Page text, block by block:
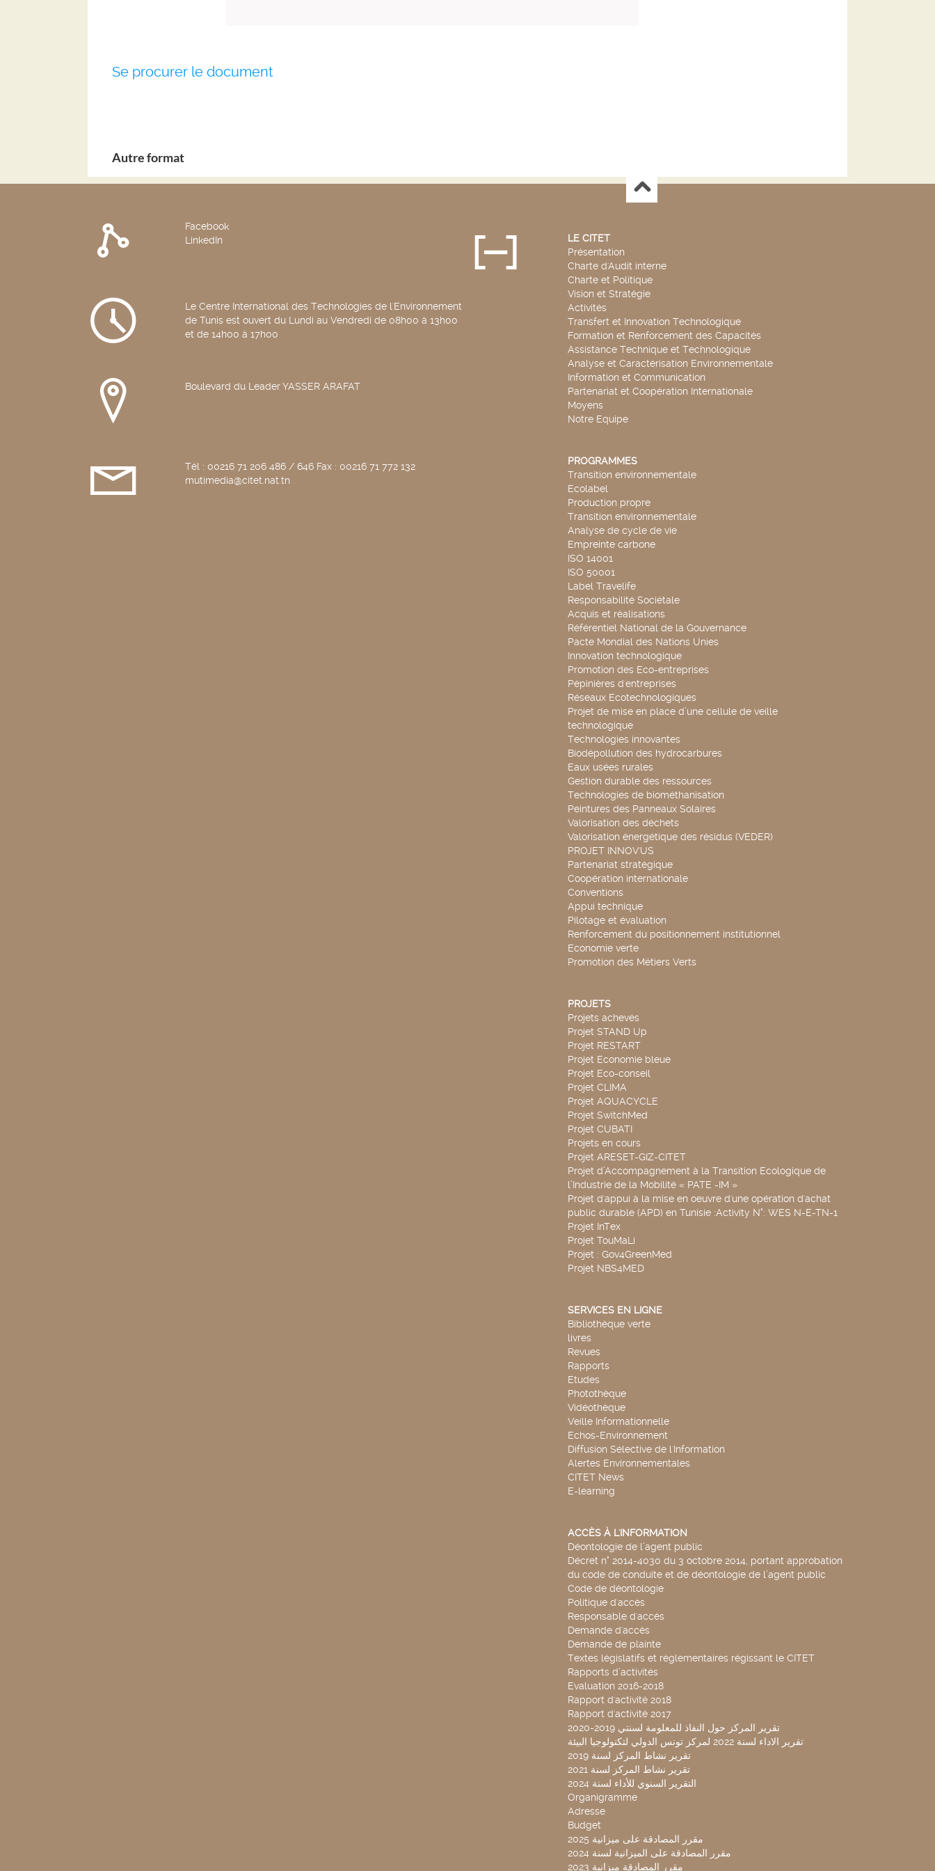
Se procurer le document
Autre format
Facebook
LinkedIn
Le Centre International des Technologies de l'Environnement
de Tunis est ouvert du Lundi au Vendredi de 08h00 à 13h00
et de 14h00 à 17h00
Boulevard du Leader YASSER ARAFAT
Tél : 00216 71 206 486 / 646 Fax : 00216 71 772 132
mutimedia@citet.nat.tn
LE CITET
Présentation
Charte d'Audit interne
Charte et Politique
Vision et Stratégie
Activités
Transfert et Innovation Technologique
Formation et Renforcement des Capacités
Assistance Technique et Technologique
Analyse et Caractérisation Environnementale
Information et Communication
Partenariat et Coopération Internationale
Moyens
Notre Equipe
PROGRAMMES
Transition environnementale
Ecolabel
Production propre
Transition environnementale
Analyse de cycle de vie
Empreinte carbone
ISO 14001
ISO 50001
Label Travelife
Responsabilité Sociétale
Acquis et réalisations
Référentiel National de la Gouvernance
Pacte Mondial des Nations Unies
Innovation technologique
Promotion des Eco-entreprises
Pépinières d'entreprises
Réseaux Ecotechnologiques
Projet de mise en place d’une cellule de veille
technologique
Technologies innovantes
Biodépollution des hydrocarbures
Eaux usées rurales
Gestion durable des ressources
Technologies de biométhanisation
Peintures des Panneaux Solaires
Valorisation des déchets
Valorisation énergétique des résidus (VEDER)
PROJET INNOV'US
Partenariat stratégique
Coopération internationale
Conventions
Appui technique
Pilotage et évaluation
Renforcement du positionnement institutionnel
Economie verte
Promotion des Métiers Verts
PROJETS
Projets achevés
Projet STAND Up
Projet RESTART
Projet Economie bleue
Projet Eco-conseil
Projet CLIMA
Projet AQUACYCLE
Projet SwitchMed
Projet CUBATI
Projets en cours
Projet ARESET-GIZ-CITET
Projet d’Accompagnement à la Transition Ecologique de
l’Industrie de la Mobilité « PATE -IM »
Projet d'appui à la mise en oeuvre d'une opération d'achat
public durable (APD) en Tunisie :Activity N°: WES N-E-TN-1
Projet InTex
Projet TouMaLi
Projet : Gov4GreenMed
Projet NBS4MED
SERVICES EN LIGNE
Bibliothèque verte
livres
Revues
Rapports
Etudes
Photothèque
Vidéothèque
Veille Informationnelle
Echos-Environnement
Diffusion Sélective de l'Information
Alertes Environnementales
CITET News
E-learning
ACCÈS À L'INFORMATION
Déontologie de l’agent public
Décret n° 2014-4030 du 3 octobre 2014, portant approbation
du code de conduite et de déontologie de l’agent public
Code de déontologie
Politique d'accès
Responsable d'accès
Demande d'accès
Demande de plainte
Textes législatifs et réglementaires régissant le CITET
Rapports d’activités
Evaluation 2016-2018
Rapport d'activité 2018
Rapport d'activité 2017
تقرير المركز حول النفاذ للمعلومة لسنتي 2019-2020
تقرير الاداء لسنة 2022 لمركز تونس الدولي لتكنولوجيا البيئة
تقرير نشاط المركز لسنة 2019
تقرير نشاط المركز لسنة 2021
التقرير السنوي للأداء لسنة 2024
Organigramme
Adresse
Budget
2025 مقرر المصادقة على ميزانية
مقرر المصادقة على الميزانية لسنة 2024
مقرر المصادقة ميزانية 2023